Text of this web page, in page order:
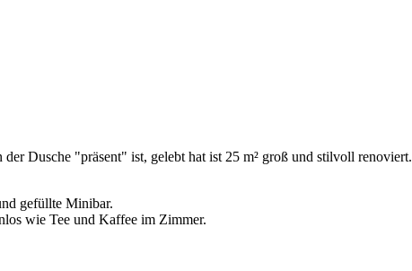
Dusche "präsent" ist, gelebt hat ist 25 m² groß und stilvoll renoviert.
gefüllte Minibar.
wie Tee und Kaffee im Zimmer.